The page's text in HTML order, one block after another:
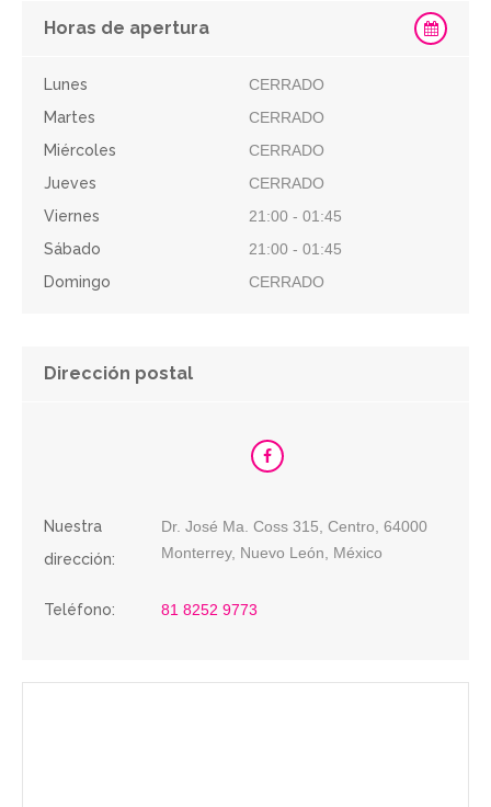
Horas de apertura
Lunes
CERRADO
Martes
CERRADO
Miércoles
CERRADO
Jueves
CERRADO
Viernes
21:00 - 01:45
Sábado
21:00 - 01:45
Domingo
CERRADO
Dirección postal
Nuestra
dirección:
Dr. José Ma. Coss 315, Centro, 64000
Monterrey, Nuevo León, México
Teléfono: 81 8252 9773